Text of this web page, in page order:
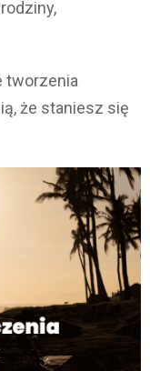
tworzenia
że staniesz się